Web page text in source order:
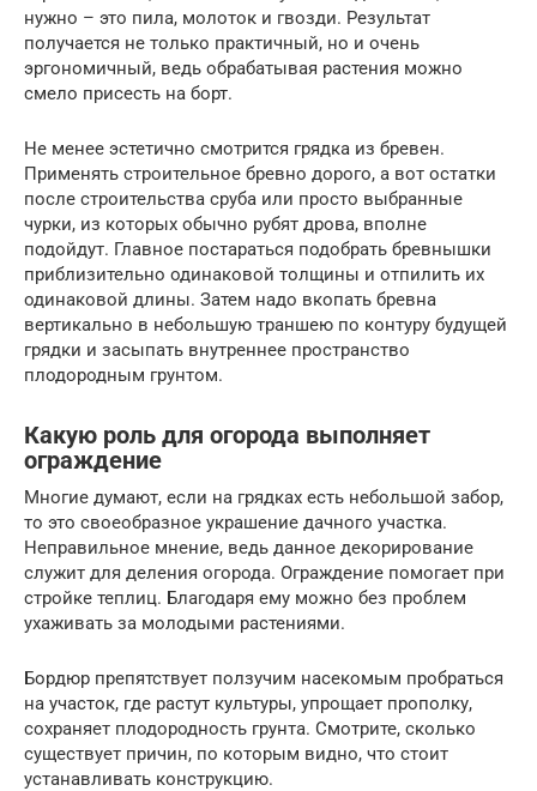
нужно – это пила, молоток и гвозди. Результат
получается не только практичный, но и очень
эргономичный, ведь обрабатывая растения можно
смело присесть на борт.
Не менее эстетично смотрится грядка из бревен.
Применять строительное бревно дорого, а вот остатки
после строительства сруба или просто выбранные
чурки, из которых обычно рубят дрова, вполне
подойдут. Главное постараться подобрать бревнышки
приблизительно одинаковой толщины и отпилить их
одинаковой длины. Затем надо вкопать бревна
вертикально в небольшую траншею по контуру будущей
грядки и засыпать внутреннее пространство
плодородным грунтом.
Какую роль для огорода выполняет
ограждение
Многие думают, если на грядках есть небольшой забор,
то это своеобразное украшение дачного участка.
Неправильное мнение, ведь данное декорирование
служит для деления огорода. Ограждение помогает при
стройке теплиц. Благодаря ему можно без проблем
ухаживать за молодыми растениями.
Бордюр препятствует ползучим насекомым пробраться
на участок, где растут культуры, упрощает прополку,
сохраняет плодородность грунта. Смотрите, сколько
существует причин, по которым видно, что стоит
устанавливать конструкцию.